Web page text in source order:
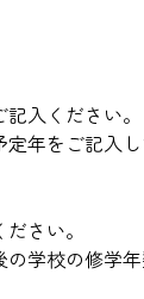
入ください。
年をご記入し
さい。
学校の修学年